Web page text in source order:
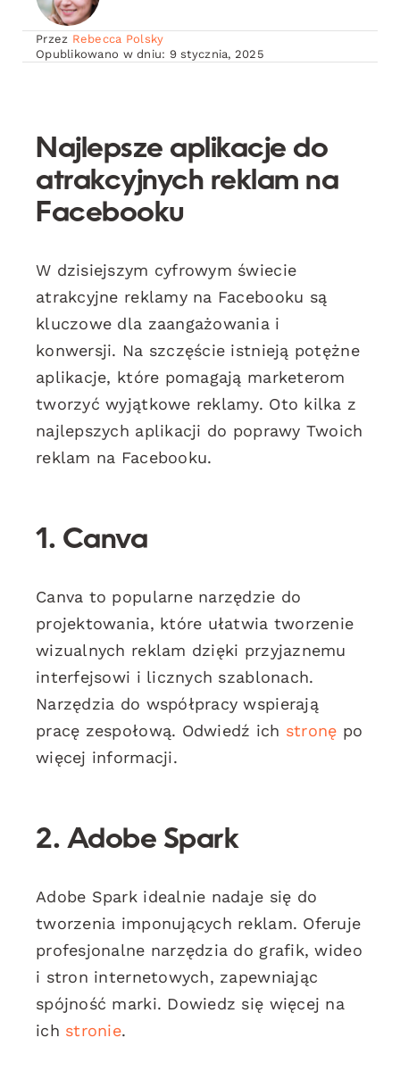
Przez Rebecca Polsky
Opublikowano w dniu: 9 stycznia, 2025
Najlepsze aplikacje do
atrakcyjnych reklam na
Facebooku
W dzisiejszym cyfrowym świecie
atrakcyjne reklamy na Facebooku są
kluczowe dla zaangażowania i
konwersji. Na szczęście istnieją potężne
aplikacje, które pomagają marketerom
tworzyć wyjątkowe reklamy. Oto kilka z
najlepszych aplikacji do poprawy Twoich
reklam na Facebooku.
1. Canva
Canva to popularne narzędzie do
projektowania, które ułatwia tworzenie
wizualnych reklam dzięki przyjaznemu
interfejsowi i licznych szablonach.
Narzędzia do współpracy wspierają
pracę zespołową. Odwiedź ich stronę po
więcej informacji.
2. Adobe Spark
Adobe Spark idealnie nadaje się do
tworzenia imponujących reklam. Oferuje
profesjonalne narzędzia do grafik, wideo
i stron internetowych, zapewniając
spójność marki. Dowiedz się więcej na
ich stronie.